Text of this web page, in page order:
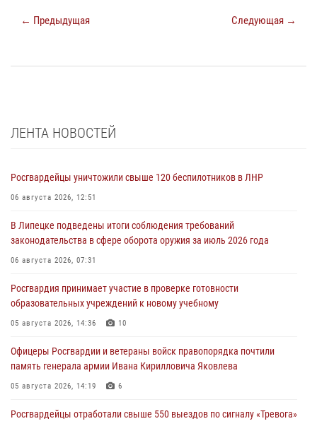
← Предыдущая Следующая →
ЛЕНТА НОВОСТЕЙ
Росгвардейцы уничтожили свыше 120 беспилотников в ЛНР
06 августа 2026, 12:51
В Липецке подведены итоги соблюдения требований
законодательства в сфере оборота оружия за июль 2026 года
06 августа 2026, 07:31
Росгвардия принимает участие в проверке готовности
образовательных учреждений к новому учебному
05 августа 2026, 14:36 10
Офицеры Росгвардии и ветераны войск правопорядка почтили
память генерала армии Ивана Кирилловича Яковлева
05 августа 2026, 14:19 6
Росгвардейцы отработали свыше 550 выездов по сигналу «Тревога»